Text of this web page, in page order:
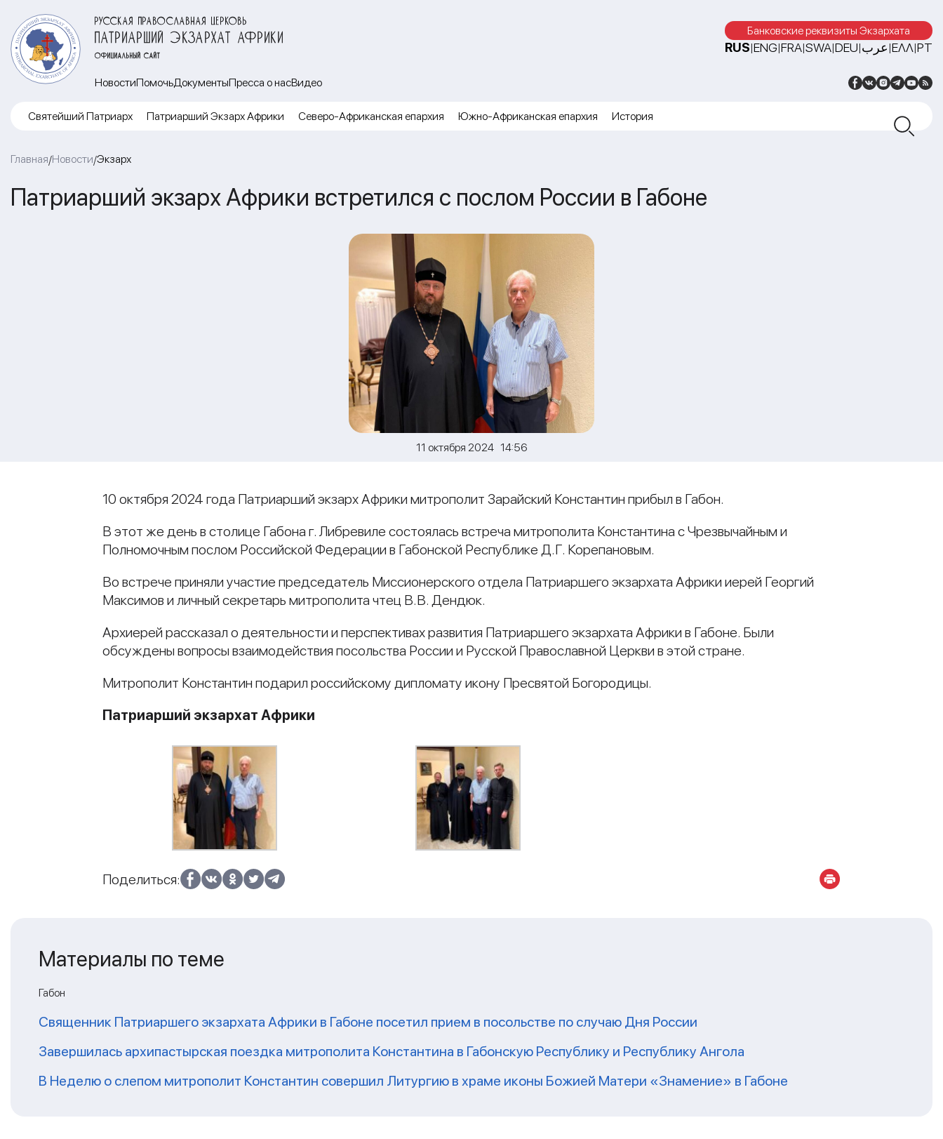
РУССКАЯ ПРАВОСЛАВНАЯ ЦЕРКОВЬ
ПАТРИАРШИЙ ЭКЗАРХАТ АФРИКИ
ОФИЦИАЛЬНЫЙ САЙТ
Банковские реквизиты Экзархата
RUS|ENG|FRA|SWA|DEU|عرب|ΕΛΛ|PT
НовостиПомочьДокументыПресса о насВидео
Cвятейший Патриарх Патриарший Экзарх Африки Северо-Африканская епархия Южно-Африканская епархия История
Главная/Новости/Экзарх
Патриарший экзарх Африки встретился с послом России в Габоне
11 октября 2024 14:56
10 октября 2024 года Патриарший экзарх Африки митрополит Зарайский Константин прибыл в Габон.
В этот же день в столице Габона г. Либревиле состоялась встреча митрополита Константина с Чрезвычайным и
Полномочным послом Российской Федерации в Габонской Республике Д.Г. Корепановым.
Во встрече приняли участие председатель Миссионерского отдела Патриаршего экзархата Африки иерей Георгий
Максимов и личный секретарь митрополита чтец В.В. Дендюк.
Архиерей рассказал о деятельности и перспективах развития Патриаршего экзархата Африки в Габоне. Были
обсуждены вопросы взаимодействия посольства России и Русской Православной Церкви в этой стране.
Митрополит Константин подарил российскому дипломату икону Пресвятой Богородицы.
Патриарший экзархат Африки
Поделиться:
Материалы по теме
Габон
Священник Патриаршего экзархата Африки в Габоне посетил прием в посольстве по случаю Дня России
Завершилась архипастырская поездка митрополита Константина в Габонскую Республику и Республику Ангола
В Неделю о слепом митрополит Константин совершил Литургию в храме иконы Божией Матери «Знамение» в Габоне